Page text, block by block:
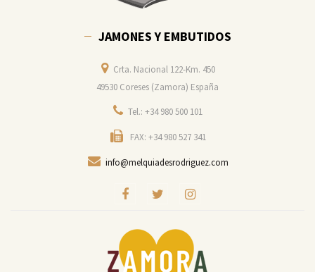
JAMONES Y EMBUTIDOS
Crta. Nacional 122-Km. 450
49530 Coreses (Zamora) España
Tel.: +34 980 500 101
FAX: +34 980 527 341
info@melquiadesrodriguez.com